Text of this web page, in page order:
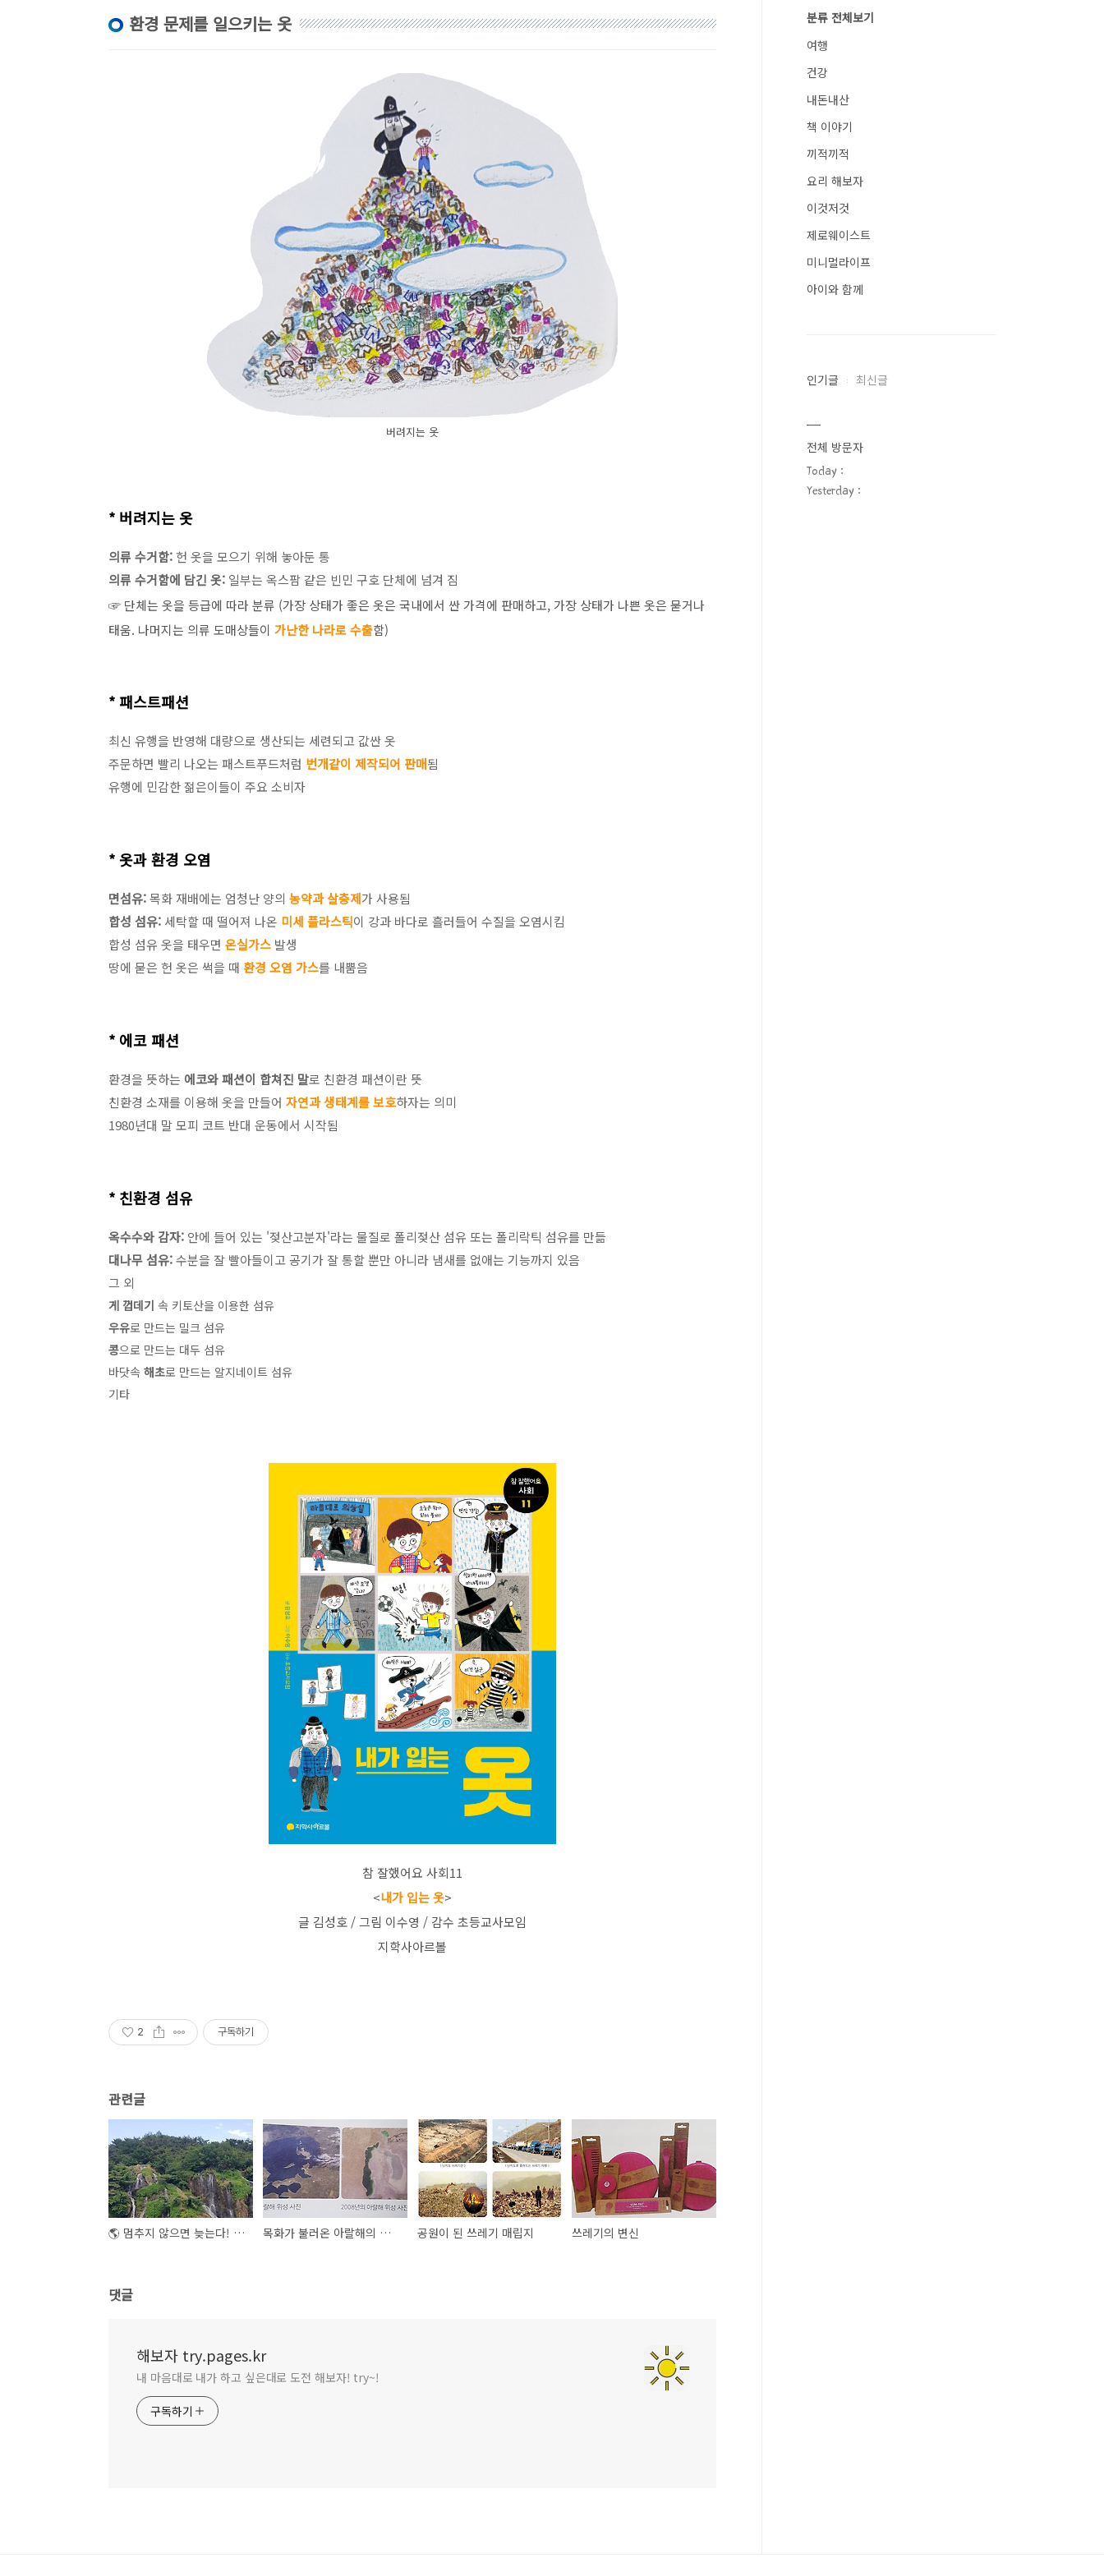
환경 문제를 일으키는 옷
버려지는 옷
* 버려지는 옷
의류 수거함:헌 옷을 모으기 위해 놓아둔 통
의류 수거함에 담긴 옷: 일부는 옥스팜 같은 빈민 구호 단체에 넘겨 짐
☞ 단체는 옷을 등급에 따라 분류 (가장 상태가 좋은 옷은 국내에서 싼 가격에 판매하고, 가장 상태가 나쁜 옷은 묻거나
태움. 나머지는 의류 도매상들이 가난한 나라로 수출함)
* 패스트패션
최신 유행을 반영해 대량으로 생산되는 세련되고 값싼 옷
주문하면 빨리 나오는 패스트푸드처럼 번개같이 제작되어 판매됨
유행에 민감한 젊은이들이 주요 소비자
* 옷과 환경 오염
면섬유:목화 재배에는 엄청난 양의 농약과 살충제가 사용됨
합성 섬유: 세탁할 때 떨어져 나온 미세 플라스틱이 강과 바다로 흘러들어 수질을 오염시킴
합성 섬유 옷을 태우면 온실가스 발생
땅에 묻은 헌 옷은 썩을 때 환경 오염 가스를 내뿜음
* 에코 패션
환경을 뜻하는 에코와 패션이 합쳐진 말로 친환경 패션이란 뜻
친환경 소재를 이용해 옷을 만들어 자연과 생태계를 보호하자는 의미
1980년대 말 모피 코트 반대 운동에서 시작됨
* 친환경 섬유
옥수수와 감자: 안에 들어 있는 '젖산고분자'라는 물질로 폴리젖산 섬유 또는 폴리락틱 섬유를 만듦
대나무 섬유:수분을 잘 빨아들이고 공기가 잘 통할 뿐만 아니라 냄새를 없애는 기능까지 있음
그 외
게 껍데기 속 키토산을 이용한 섬유
우유로 만드는 밀크 섬유
콩으로 만드는 대두 섬유
바닷속 해초로 만드는 알지네이트 섬유
기타
참 잘했어요 사회11
<내가 입는 옷>
글 김성호 / 그림 이수영 / 감수 초등교사모임
지학사아르볼
2 구독하기
관련글
🌎 멈추지 않으면 늦는다! 지구 온난화의 원인과 해결책-우리가 할 수 있는 일 ⚠️ 목화가 불러온 아랄해의 비극 공원이 된 쓰레기 매립지 쓰레기의 변신
댓글
해보자 try.pages.kr
내 마음대로 내가 하고 싶은대로 도전 해보자! try~!
구독하기
분류 전체보기
여행
건강
내돈내산
책 이야기
끼적끼적
요리 해보자
이것저것
제로웨이스트
미니멀라이프
아이와 함께
인기글 최신글
전체 방문자
Today :
Yesterday :